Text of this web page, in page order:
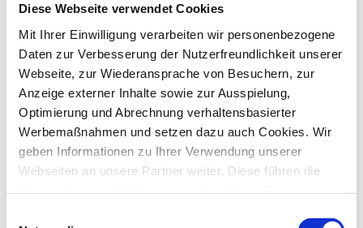
Diese Webseite verwendet Cookies
Mit Ihrer Einwilligung verarbeiten wir personenbezogene
Daten zur Verbesserung der Nutzerfreundlichkeit unserer
Webseite, zur Wiederansprache von Besuchern, zur
Anzeige externer Inhalte sowie zur Ausspielung,
Optimierung und Abrechnung verhaltensbasierter
Werbemaßnahmen und setzen dazu auch Cookies. Wir
geben Informationen zu Ihrer Verwendung unserer
Webseiten an unsere Partner weiter. Diese führen die
geschieht.
Die Herausforderung
von Fake-Bewertungen
Fake-Bewertungen können von
Wettbewerbern oder unzufriedenen